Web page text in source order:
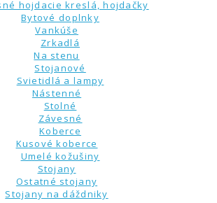
hojdacie kreslá, hojdačky
Bytové doplnky
Vankúše
Zrkadlá
Na stenu
Stojanové
Svietidlá a lampy
Nástenné
Stolné
Závesné
Koberce
Kusové koberce
Umelé kožušiny
Stojany
Ostatné stojany
Stojany na dáždniky